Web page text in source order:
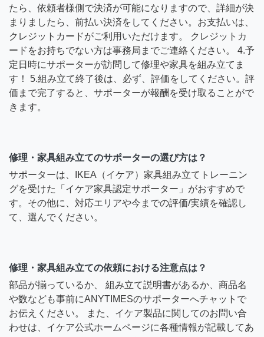
たら、依頼者様側で決済が可能になりますので、詳細が決
まりましたら、前払い決済をしてください。お支払いは、
クレジットカードがご利用いただけます。 クレジットカ
ードをお持ちでない方は事務局までご連絡ください。 4.予
定日時にサポーターが訪問して修理や家具を組み立てま
す！ 5.組み立て終了後は、必ず、評価をしてください。評
価まで完了すると、サポーターが報酬を受け取ることがで
きます。
修理・家具組み立てのサポーターの選び方は？
サポーターは、IKEA（イケア）家具組み立てトレーニン
グを受けた「イケア家具認定サポーター」がおすすめで
す。その他に、対応エリアや今までの評価/実績を確認し
て、選んでください。
修理・家具組み立ての依頼における注意点は？
部品が揃っているか、 組み立て説明書があるか、商品名
や数なども事前にANYTIMESのサポーターへチャットで
お伝えください。 また、イケア製品に関してのお問い合
わせは、イケア公式ホームページに各種情報が記載してあ